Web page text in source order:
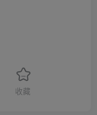
收藏